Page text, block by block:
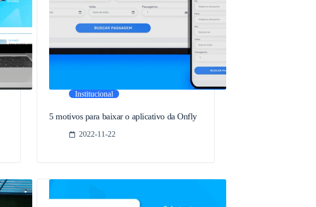
Institucional
5 motivos para baixar o aplicativo da Onfly
2022-11-22